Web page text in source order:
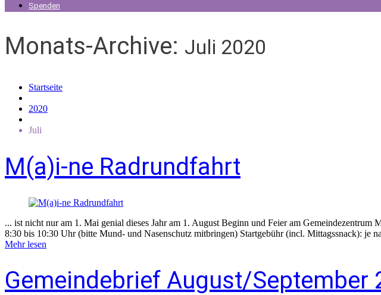
Spenden
Monats-Archive: Juli 2020
Startseite
2020
Juli
M(a)i-ne Radrundfahrt
... ist nicht nur am 1. Mai genial dieses Jahr am 1. August Beginn und Feier am
8:30 bis 10:30 Uhr (bitte Mund- und Nasenschutz mitbringen) Startgebühr (incl. Mittagssnack): je
Mehr lesen
Gemeindebrief August/September